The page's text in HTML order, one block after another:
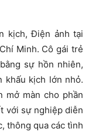
kịch, Điện ảnh tại
Minh. Cô gái trẻ
sự hồn nhiên,
khấu kịch lớn nhỏ.
mở màn cho phần
với sự nghiệp diễn
thông qua các tình